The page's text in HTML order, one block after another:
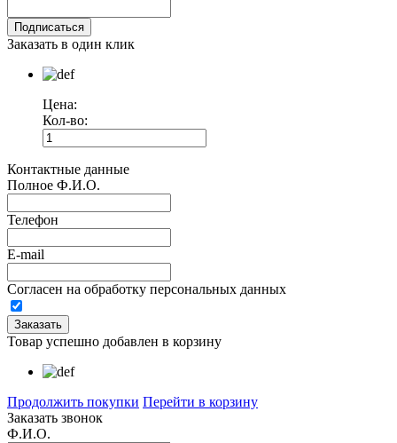
Заказать в один клик
Цена:
Кол-во:
Контактные данные
Полное Ф.И.О.
Телефон
E-mail
Согласен на обработку персональных данных
Товар успешно добавлен в корзину
Продолжить покупки Перейти в корзину
Заказать звонок
Ф.И.О.